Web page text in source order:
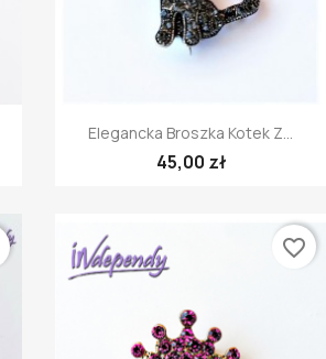
Szybki podgląd
Elegancka Broszka Kotek Z...
45,00 zł
favorite_border